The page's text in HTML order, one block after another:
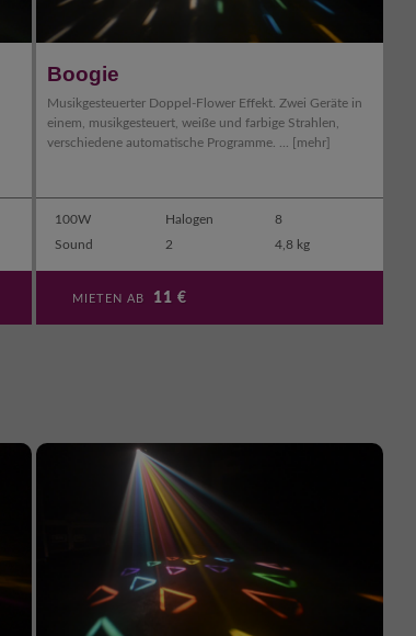
Boogie
Musikgesteuerter Doppel-Flower Effekt. Zwei Geräte in
einem, musikgesteuert, weiße und farbige Strahlen,
verschiedene automatische Programme. ...
[mehr]
100W Halogen
8
Sound
2 4,8 kg
MIETEN AB 11 €